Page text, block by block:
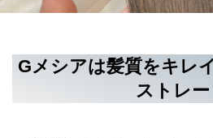
Gメシアは髪質をキレ
ストレー